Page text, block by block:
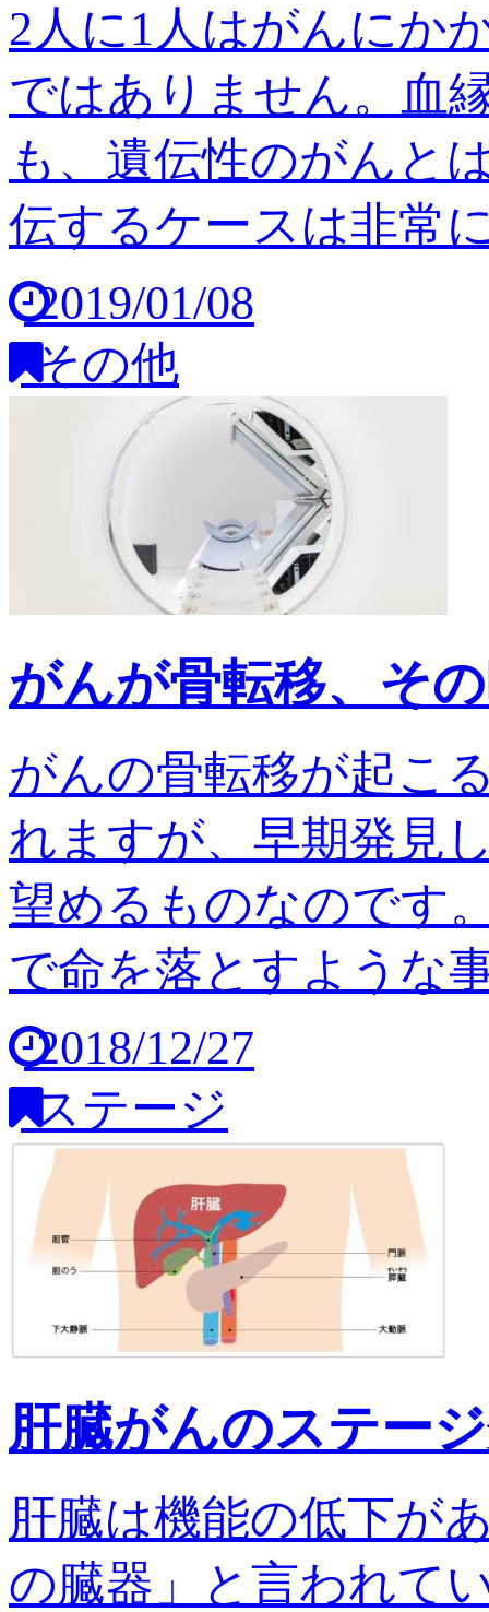
2人に1人はがんにか
ではありません。血
も、遺伝性のがんと
伝するケースは非常
2019/01/08
その他
がんが骨転移、そ
がんの骨転移が起こ
れますが、早期発見
望めるものなのです
で命を落とすような
2018/12/27
ステージ
肝臓がんのステー
肝臓は機能の低下が
の臓器」と言われて